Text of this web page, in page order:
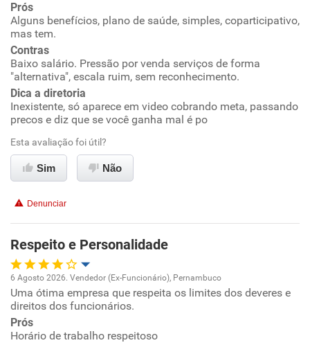
Não recomenda a diretoria
Prós
Alguns benefícios, plano de saúde, simples, coparticipativo,
mas tem.
Contras
Baixo salário. Pressão por venda serviços de forma
"alternativa", escala ruim, sem reconhecimento.
Dica a diretoria
Inexistente, só aparece em video cobrando meta, passando
precos e diz que se você ganha mal é po
Esta avaliação foi útil?
Sim Não
Denunciar
Respeito e Personalidade
Oportunidade de promoção
Ambiente de trabalho
6 Agosto 2026. Vendedor (Ex-Funcionário), Pernambuco
Uma ótima empresa que respeita os limites dos deveres e
direitos dos funcionários.
Prós
Horário de trabalho respeitoso